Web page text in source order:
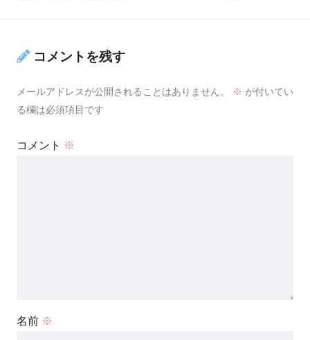
コメントを残す
メールアドレスが公開されることはありません。 ※ が付いてい
る欄は必須項目です
コメント ※
名前 ※